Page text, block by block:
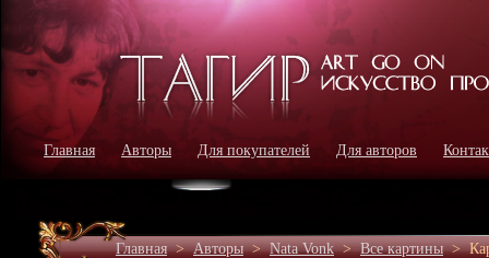
Главная Авторы Для покупателей Для авторов
Главная>Авторы>Nata Vonk>Все картины>